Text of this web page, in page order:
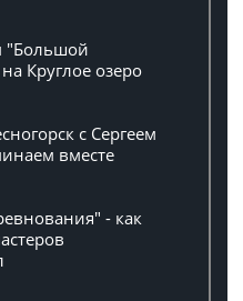
"Большой
Круглое озеро
с Сергеем
вместе
- как